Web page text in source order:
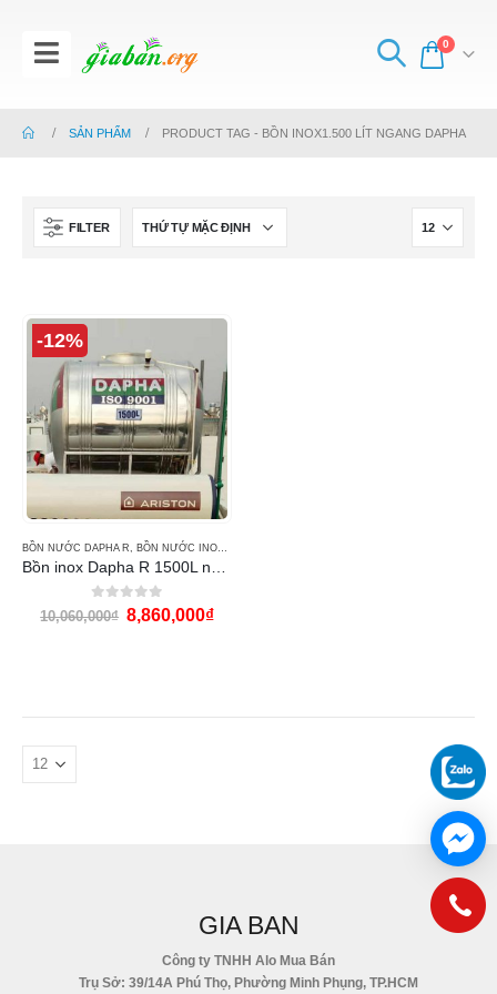
0
SẢN PHẨM PRODUCT TAG - BỒN INOX1.500 LÍT NGANG DAPHA
FILTER
-12%
BỒN NƯỚC DAPHA R BỒN NƯỚC INOX DAPHA
0out of 5
10,060,000₫ 8,860,000₫
GIA BAN
Công ty TNHH Alo Mua Bán
Trụ Sở: 39/14A Phú Thọ, Phường Minh Phụng, TP.HCM